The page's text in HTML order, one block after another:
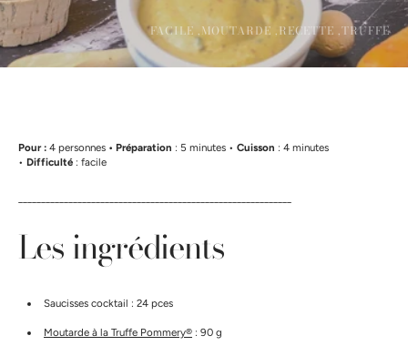
FACILE ,MOUTARDE ,RECETTE ,TRUFFE
Pour : 4 personnes • Préparation : 5 minutes • Cuisson : 4 minutes
• Difficulté : facile
Les ingrédients
Saucisses cocktail : 24 pces
Moutarde à la Truffe Pommery® : 90 g